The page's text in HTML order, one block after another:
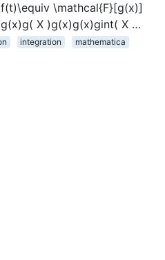
\mathcal{F}[g(x)]
X )g(x)g(x)gint( X …
integration
mathematica